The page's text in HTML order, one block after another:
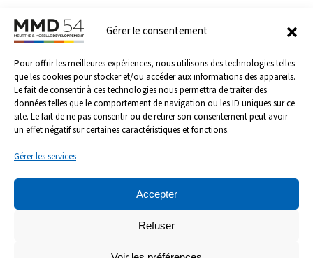
Gérer le consentement
Pour offrir les meilleures expériences, nous utilisons des technologies telles
que les cookies pour stocker et/ou accéder aux informations des appareils.
Le fait de consentir à ces technologies nous permettra de traiter des
données telles que le comportement de navigation ou les ID uniques sur ce
site. Le fait de ne pas consentir ou de retirer son consentement peut avoir
un effet négatif sur certaines caractéristiques et fonctions.
Gérer les services
Accepter
Refuser
ACCUEIL
MMD 54
MODALITÉS
MISSIONS
ACTUALITÉS
DOCUMENTS
DÉLIBÉRATIONS
©
Avance Conseil & Communication